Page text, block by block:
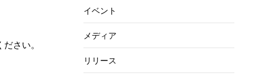
さい。
イベント
メディア
リリース